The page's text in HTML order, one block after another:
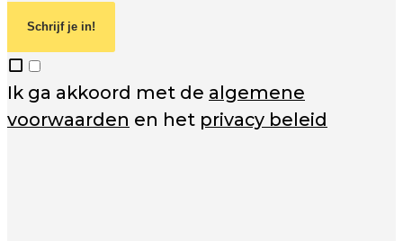
Schrijf je in!
Ik ga akkoord met de algemene
voorwaarden en het privacy beleid